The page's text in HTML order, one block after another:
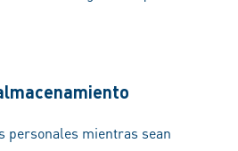
personales mientras sean